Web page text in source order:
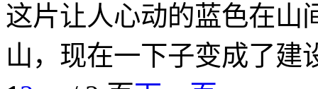
这片让人心动的蓝色在山
山，现在一下子变成了建